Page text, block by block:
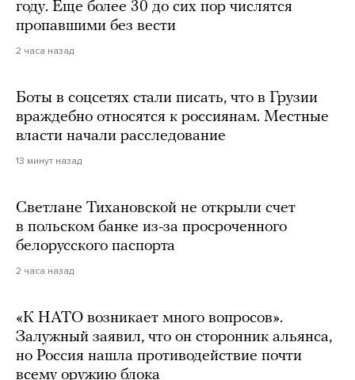
году. Еще более 30 до сих пор числятся
пропавшими без вести
2 часа назад
Боты в соцсетях стали писать, что в Грузии
враждебно относятся к россиянам. Местные
власти начали расследование
13 минут назад
Светлане Тихановской не открыли счет
в польском банке из-за просроченного
белорусского паспорта
2 часа назад
«К НАТО возникает много вопросов».
Залужный заявил, что он сторонник альянса,
но Россия нашла противодействие почти
всему оружию блока